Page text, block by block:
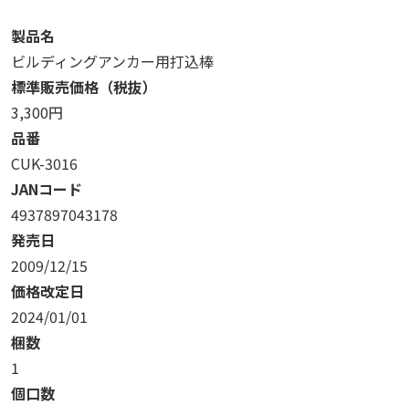
製品名
ビルディングアンカー用打込棒
標準販売価格（税抜）
3,300円
品番
CUK-3016
JANコード
4937897043178
発売日
2009/12/15
価格改定日
2024/01/01
梱数
1
個口数